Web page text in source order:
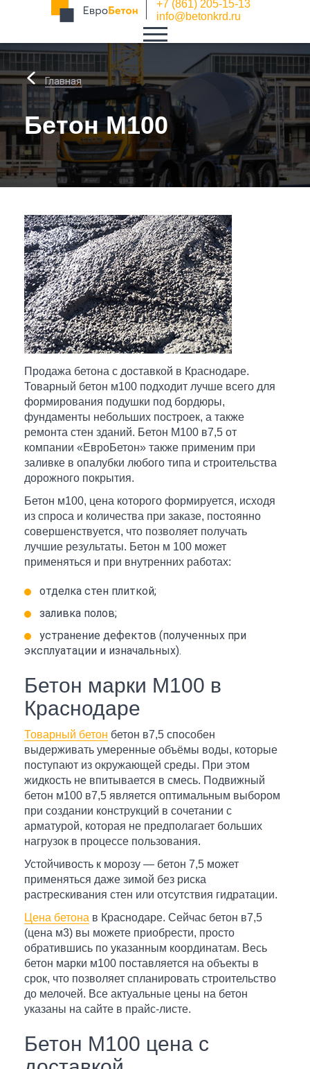
+7 (861) 205-15-13
info@betonkrd.ru
Главная
Бетон М100
Продажа бетона с доставкой в Краснодаре.
Товарный бетон м100 подходит лучше всего для
формирования подушки под бордюры,
фундаменты небольших построек, а также
ремонта стен зданий. Бетон М100 в7,5 от
компании «ЕвроБетон» также применим при
заливке в опалубки любого типа и строительства
дорожного покрытия.
Бетон м100, цена которого формируется, исходя
из спроса и количества при заказе, постоянно
совершенствуется, что позволяет получать
лучшие результаты. Бетон м 100 может
применяться и при внутренних работах:
отделка стен плиткой;
заливка полов;
устранение дефектов (полученных при
эксплуатации и изначальных).
Бетон марки М100 в
Краснодаре
Товарный бетон бетон в7,5 способен
выдерживать умеренные объёмы воды, которые
поступают из окружающей среды. При этом
жидкость не впитывается в смесь. Подвижный
бетон м100 в7,5 является оптимальным выбором
при создании конструкций в сочетании с
арматурой, которая не предполагает больших
нагрузок в процессе пользования.
Устойчивость к морозу — бетон 7,5 может
применяться даже зимой без риска
растрескивания стен или отсутствия гидратации.
Цена бетона в Краснодаре. Сейчас бетон в7,5
(цена м3) вы можете приобрести, просто
обратившись по указанным координатам. Весь
бетон марки м100 поставляется на объекты в
срок, что позволяет спланировать строительство
до мелочей. Все актуальные цены на бетон
указаны на сайте в прайс-листе.
Бетон М100 цена с